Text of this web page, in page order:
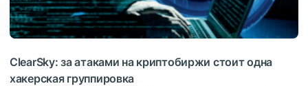
ClearSky: за атаками на криптобиржи стоит одна
хакерская группировка